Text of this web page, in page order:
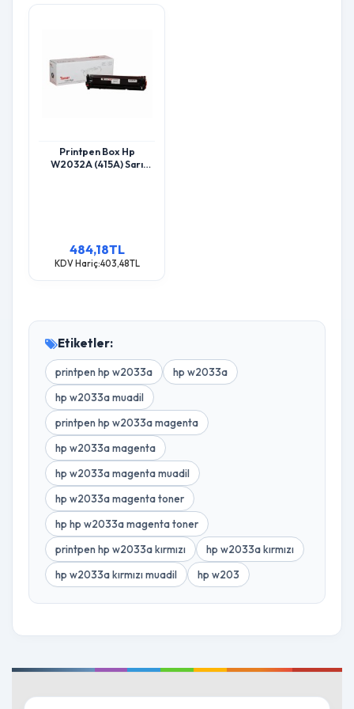
Printpen Box Hp
W2032A (415A) Sarı
484,18TL
KDV Hariç:403,48TL
Etiketler:
printpen hp w2033a
hp w2033a
hp w2033a muadil
printpen hp w2033a magenta
hp w2033a magenta
hp w2033a magenta muadil
hp w2033a magenta toner
hp hp w2033a magenta toner
printpen hp w2033a kırmızı
hp w2033a kırmızı
hp w2033a kırmızı muadil
hp w203